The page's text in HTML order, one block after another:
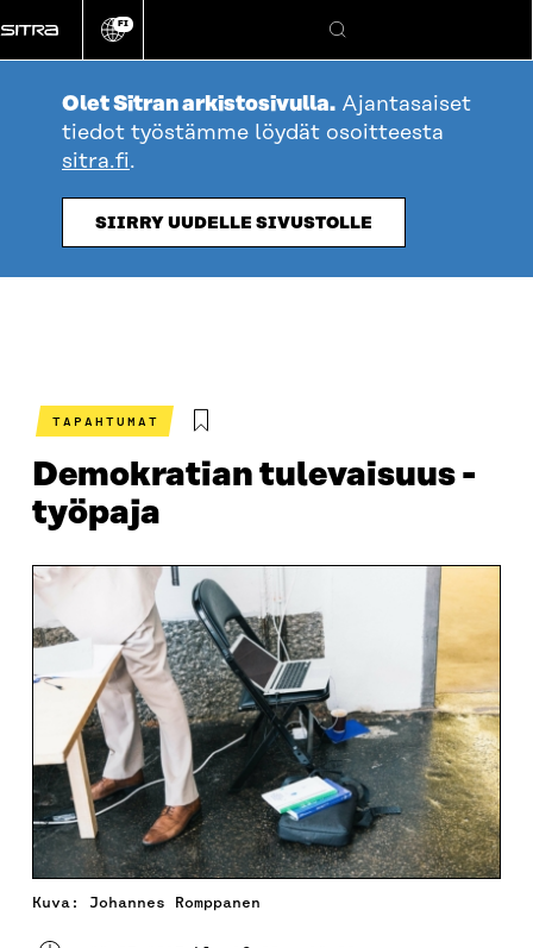
suoraan
sisältöön
Vaihda
kieli
FI
Hae
Olet Sitran arkistosivulla. Ajantasaiset
tiedot työstämme löydät osoitteesta
sitra.fi.
SIIRRY UUDELLE SIVUSTOLLE
TAPAHTUMAT
Demokratian tulevaisuus -
työpaja
Kuva: Johannes Romppanen